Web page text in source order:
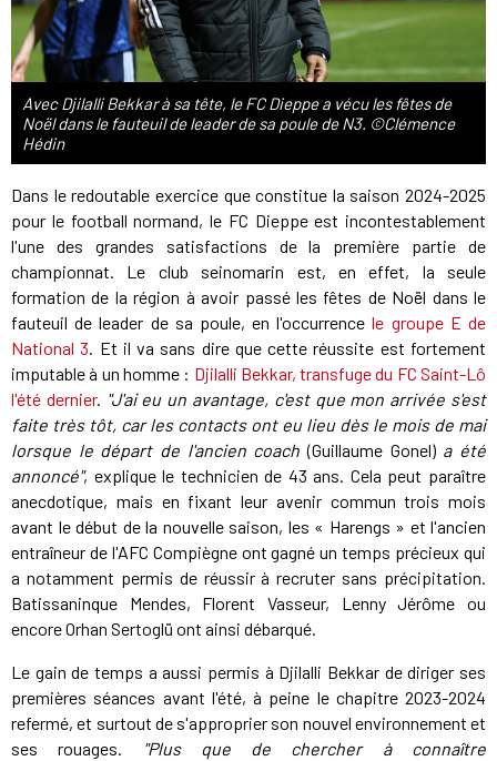
Avec Djilalli Bekkar à sa tête, le FC Dieppe a vécu les fêtes de
Noël dans le fauteuil de leader de sa poule de N3. ©Clémence
Hédin
Dans le redoutable exercice que constitue la saison 2024-2025
pour le football normand, le FC Dieppe est incontestablement
l'une des grandes satisfactions de la première partie de
championnat. Le club seinomarin est, en effet, la seule
formation de la région à avoir passé les fêtes de Noël dans le
fauteuil de leader de sa poule, en l'occurrencele groupe E de
National 3. Et il va sans dire que cette réussite est fortement
imputable à un homme : Djilalli Bekkar, transfuge du FC Saint-Lô
l'été dernier. "J'ai eu un avantage, c'est que mon arrivée s'est
faite très tôt, car les contacts ont eu lieu dès le mois de mai
lorsque le départ de l'ancien coach (Guillaume Gonel) a été
annoncé", explique le technicien de 43 ans. Cela peut paraître
anecdotique, mais en fixant leur avenir commun trois mois
avant le début de la nouvelle saison, les « Harengs » et l'ancien
entraîneur de l'AFC Compiègne ont gagné un temps précieux qui
a notamment permis de réussir à recruter sans précipitation.
Batissaninque Mendes, Florent Vasseur, Lenny Jérôme ou
encore Orhan Sertoglü ont ainsi débarqué.
Le gain de temps a aussi permis à Djilalli Bekkar de diriger ses
premières séances avant l'été, à peine le chapitre 2023-2024
refermé, et surtout de s'approprier son nouvel environnement et
ses rouages.
"Plus que de chercher à connaître